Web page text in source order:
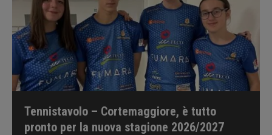
Tennistavolo – Cortemaggiore, è tutto
pronto per la nuova stagione 2026/2027